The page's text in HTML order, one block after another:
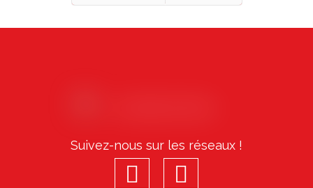
Suivez-nous sur les réseaux !
facebook